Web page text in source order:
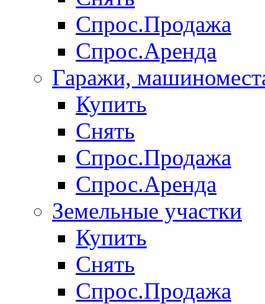
Спрос.Продажа
Спрос.Аренда
Гаражи,
Купить
Снять
Спрос.Продажа
Спрос.Аренда
Земельные участки
Купить
Снять
Спрос.Продажа